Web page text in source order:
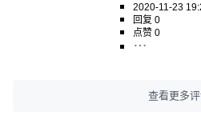
2020-11-23
回复 0
点赞 0
查看更多